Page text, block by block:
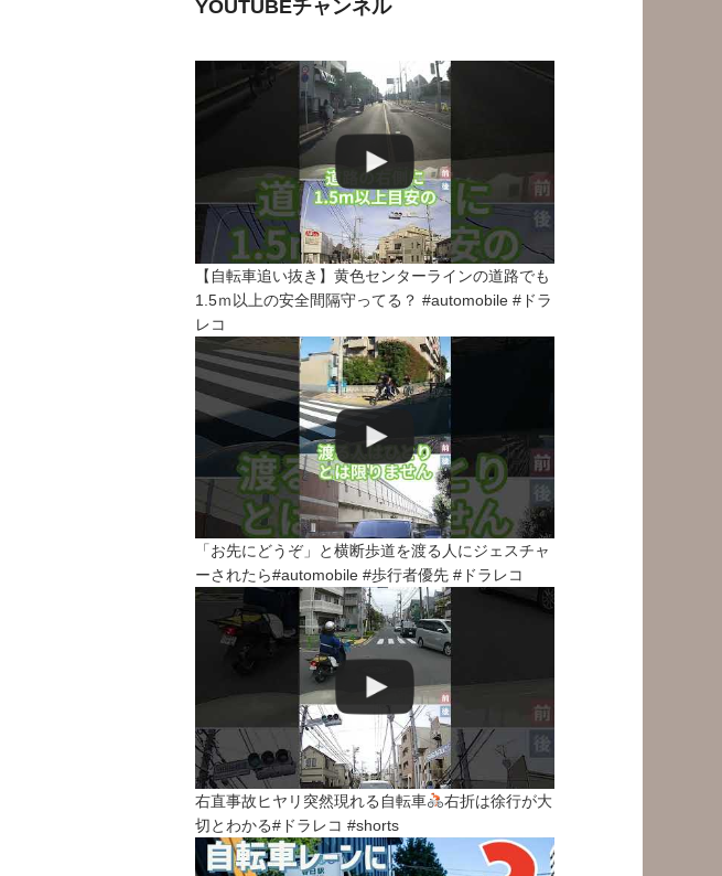
YOUTUBEチャンネル
【自転車追い抜き】黄色センターラインの道路でも
1.5ｍ以上の安全間隔守ってる？ #automobile #ドラ
レコ
「お先にどうぞ」と横断歩道を渡る人にジェスチャ
ーされたら#automobile #歩行者優先 #ドラレコ
右直事故ヒヤリ突然現れる自転車
右折は徐行が大
切とわかる#ドラレコ #shorts